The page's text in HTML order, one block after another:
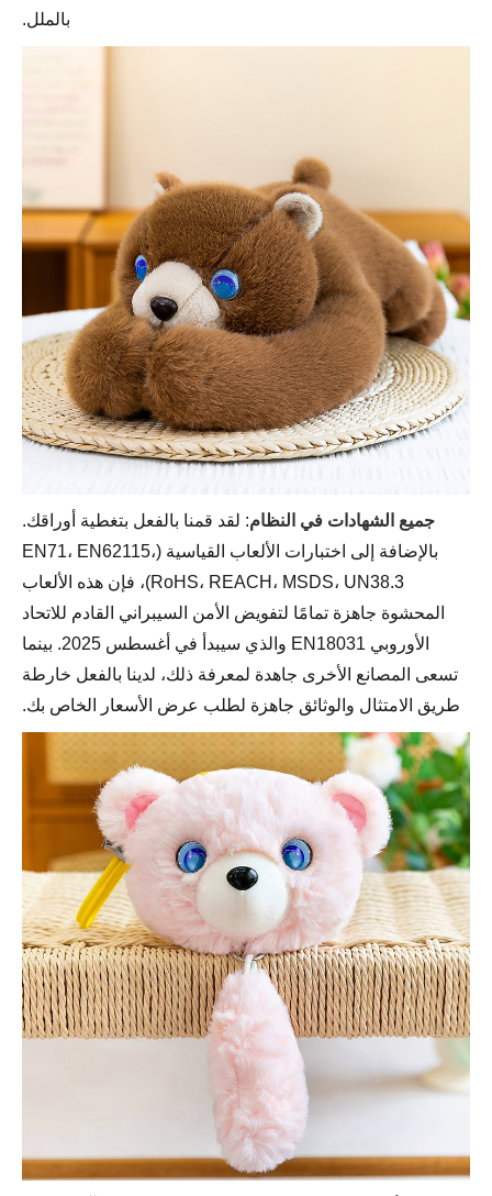
بالملل.
جميع الشهادات في النظام: لقد قمنا بالفعل بتغطية أوراقك.
بالإضافة إلى اختبارات الألعاب القياسية (EN71، EN62115،
RoHS، REACH، MSDS، UN38.3)، فإن هذه الألعاب
المحشوة جاهزة تمامًا لتفويض الأمن السيبراني القادم للاتحاد
الأوروبي EN18031 والذي سيبدأ في أغسطس 2025. بينما
تسعى المصانع الأخرى جاهدة لمعرفة ذلك، لدينا بالفعل خارطة
طريق الامتثال والوثائق جاهزة لطلب عرض الأسعار الخاص بك.